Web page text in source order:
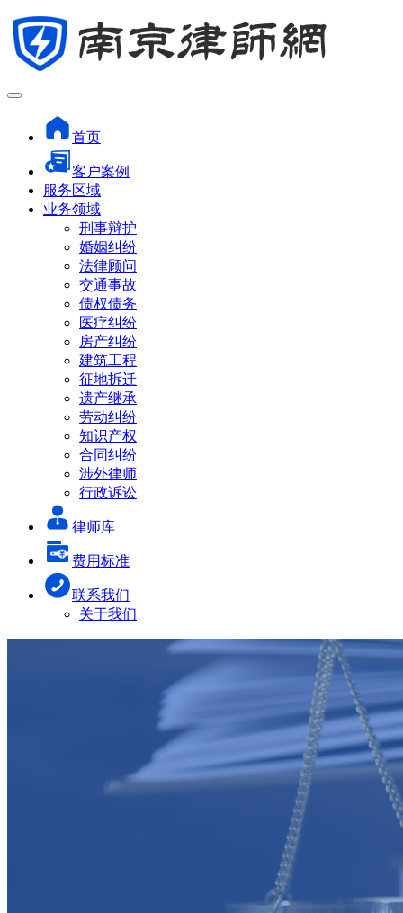
首页
客户案例
服务区域
业务领域
刑事辩护
婚姻纠纷
法律顾问
交通事故
债权债务
医疗纠纷
房产纠纷
建筑工程
征地拆迁
遗产继承
劳动纠纷
知识产权
合同纠纷
涉外律师
行政诉讼
律师库
费用标准
联系我们
关于我们